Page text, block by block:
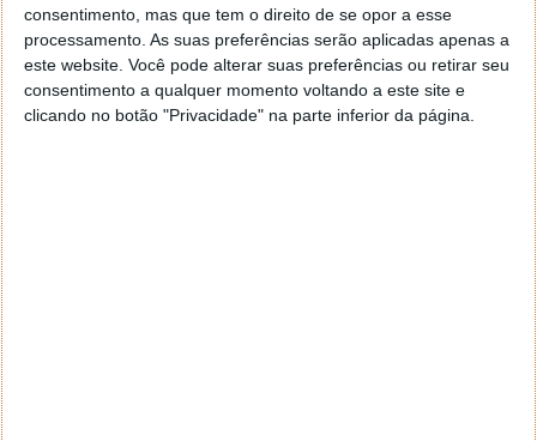
consentimento, mas que tem o direito de se opor a esse
processamento. As suas preferências serão aplicadas apenas a
este website. Você pode alterar suas preferências ou retirar seu
consentimento a qualquer momento voltando a este site e
clicando no botão "Privacidade" na parte inferior da página.
Leia também: